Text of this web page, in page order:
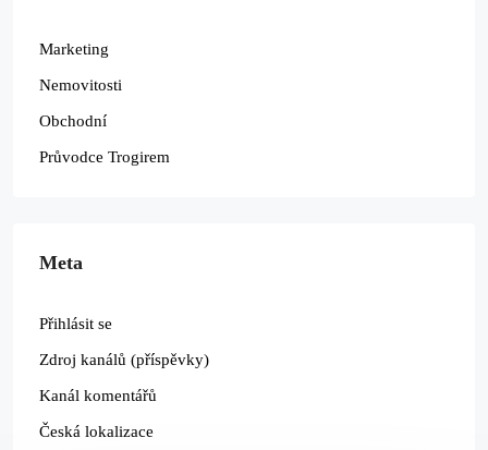
Marketing
Nemovitosti
Obchodní
Průvodce Trogirem
Meta
Přihlásit se
Zdroj kanálů (příspěvky)
Kanál komentářů
Česká lokalizace